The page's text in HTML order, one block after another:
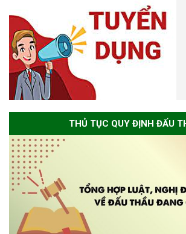
THỦ TỤC QUY ĐỊNH ĐẤU